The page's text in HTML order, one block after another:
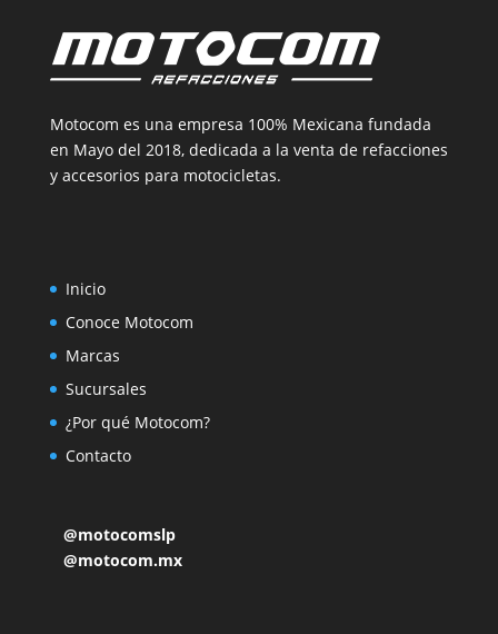
Motocom es una empresa 100% Mexicana fundada
en Mayo del 2018, dedicada a la venta de refacciones
y accesorios para motocicletas.
Inicio
Conoce Motocom
Marcas
Sucursales
¿Por qué Motocom?
Contacto
@motocomslp
@motocom.mx